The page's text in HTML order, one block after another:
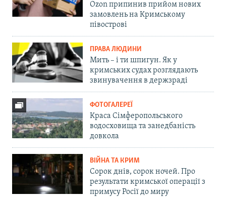
Ozon припинив прийом нових
замовлень на Кримському
півострові
ПРАВА ЛЮДИНИ
Мить – і ти шпигун. Як у
кримських судах розглядають
звинувачення в держзраді
ФОТОГАЛЕРЕЇ
Краса Сімферопольського
водосховища та занедбаність
довкола
ВІЙНА ТА КРИМ
Сорок днів, сорок ночей. Про
результати кримської операції з
примусу Росії до миру